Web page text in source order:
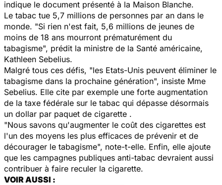
indique le document présenté à la Maison Blanche.
Le tabac tue 5,7 millions de personnes par an dans le
monde. "Si rien n'est fait, 5,6 millions de jeunes de
moins de 18 ans mourront prématurément du
tabagisme", prédit la ministre de la Santé américaine,
Kathleen Sebelius.
Malgré tous ces défis, "les Etats-Unis peuvent éliminer le
tabagisme dans la prochaine génération", insiste Mme
Sebelius. Elle cite par exemple une forte augmentation
de la taxe fédérale sur le tabac qui dépasse désormais
un dollar par paquet de cigarette .
"Nous savons qu'augmenter le coût des cigarettes est
l'un des moyens les plus efficaces de prévenir et de
décourager le tabagisme", note-t-elle. Enfin, elle ajoute
que les campagnes publiques anti-tabac devraient aussi
contribuer à faire reculer la cigarette.
VOIR AUSSI :